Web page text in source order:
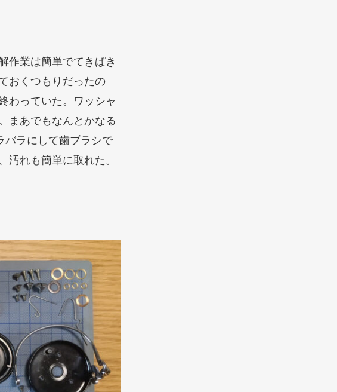
作業は簡単でてきぱき
おくつもりだったの
わっていた。ワッシャ
まあでもなんとかなる
ラにして歯ブラシで
れも簡単に取れた。